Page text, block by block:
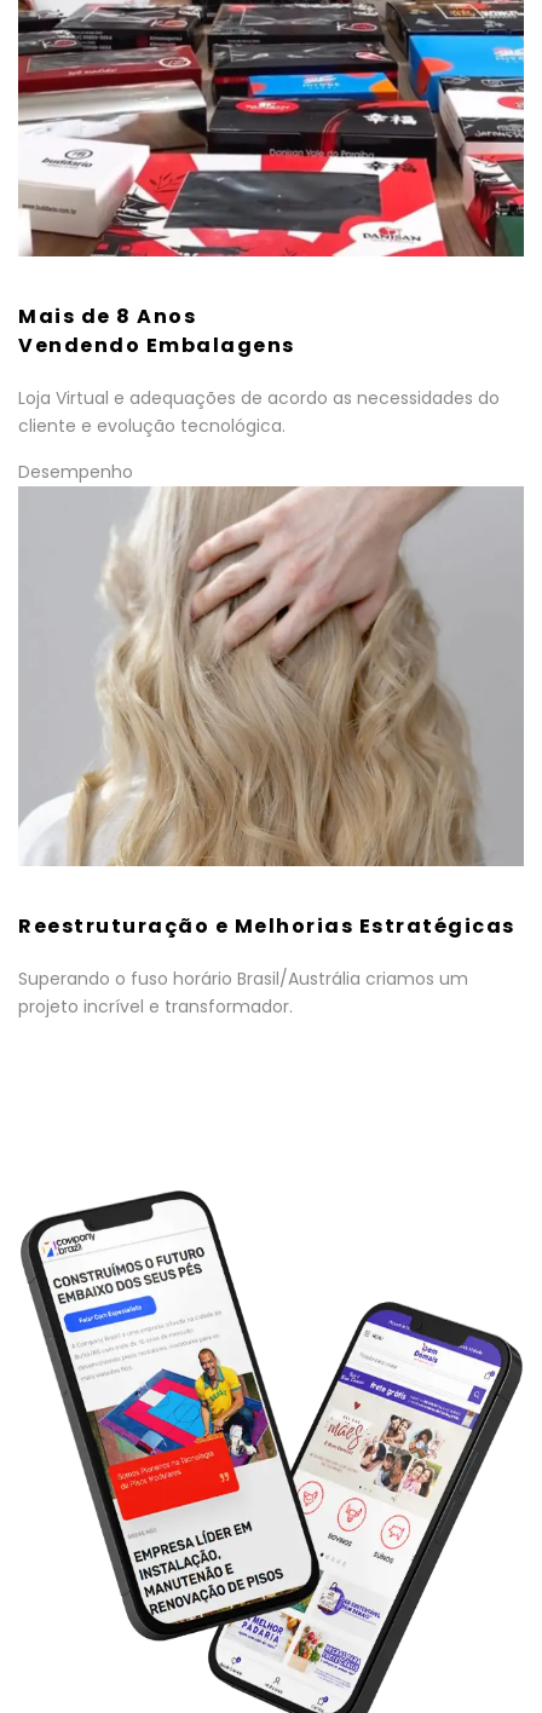
Mais de 8 Anos
Vendendo Embalagens
Loja Virtual e adequações de acordo as necessidades do
cliente e evolução tecnológica.
Desempenho
Reestruturação e Melhorias Estratégicas
Superando o fuso horário Brasil/Austrália criamos um
projeto incrível e transformador.